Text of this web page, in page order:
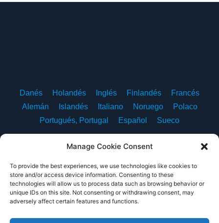
Manage Cookie Consent
To provide the best experiences, we use technologies like cookies to
store and/or access device information. Consenting to these
technologies will allow us to process data such as browsing behavior or
unique IDs on this site. Not consenting or withdrawing consent, may
adversely affect certain features and functions.
Danés Holandés Inglés Finlandés
Francés
Alemán
Islandés Italiano Noruego
Polaco
Portugués, Portugal
Español Sueco
Sobre nosotros Contacte con nosotros
Política de privacidad Condiciones de uso